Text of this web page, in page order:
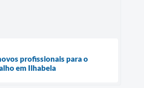
profissionais para o
em Ilhabela